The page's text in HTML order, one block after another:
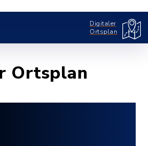
Digitaler
Ortsplan
Ortsplan